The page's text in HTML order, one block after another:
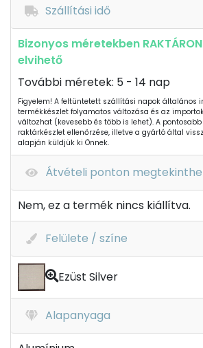
Szállítási idő
Bizonyos méretekben
elvihető
További méretek: 5 - 14 nap
Figyelem! A feltüntetett szállítási napok általános
termékkészlet folyamatos változása és az
változhat (kevesebb és több is lehet). A
raktárkészlet ellenőrzése, illetve a gyártó által
alapján küldjük ki Önnek.
Átvételi ponton
Nem, ez a termék nincs kiállítva.
Felülete / színe
Ezüst Silver
Alapanyaga